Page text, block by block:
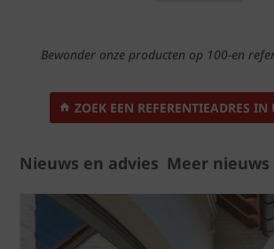
Bewonder onze producten op 100-en
ZOEK EEN REFERENTIEADRES
Nieuws en advies Meer nieuws